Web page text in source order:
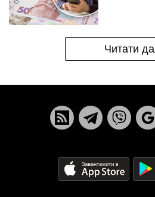
Читати